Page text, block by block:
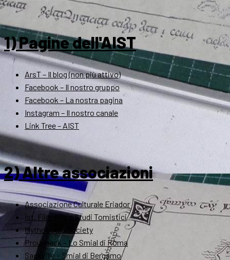
1) Pagine dell'AIST
ArsT – Il blog (non più attivo)
Facebook – Il nostro gruppo
Facebook – La nostra pagina
Instagram – Il nostro canale
Link Tree – AIST
2) Altre associazioni
Associazione Culturale Eriador
Ist. Filosofico Studi Tomistici
Mythopoeic Society
Proudneck – Lo Smial di Roma
Sackville – Smial di Bergamo